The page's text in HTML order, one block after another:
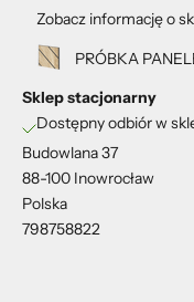
Zobacz informację o
PRÓBKA
Sklep stacjonarny
Dostępny odbiór w
Budowlana 37
88-100 Inowrocław
Polska
798758822